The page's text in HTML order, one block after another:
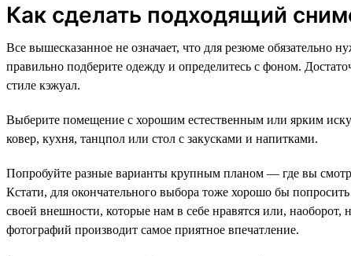
Как сделать подходящий
Все вышесказанное не означает, что для резюме обязательно
правильно подберите одежду и определитесь с фоном.
стиле кэжуал.
Выберите помещение с хорошим естественным или ярким
ковер, кухня, танцпол или стол с закусками и напитками.
Попробуйте разные варианты крупным планом — где вы
Кстати, для окончательного выбора тоже хорошо бы
своей внешности, которые нам в себе нравятся или,
фотографий производит самое приятное впечатление.